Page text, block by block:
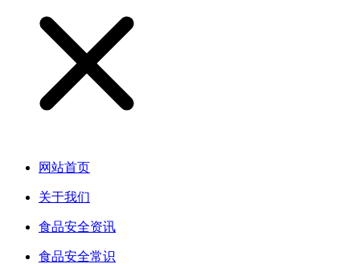
网站首页
关于我们
食品安全资讯
食品安全常识